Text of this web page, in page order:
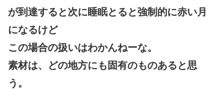
が到達すると次に睡眠とると強制的に赤い月
になるけど
この場合の扱いはわかんねーな。
素材は、どの地方にも固有のものあると思
う。